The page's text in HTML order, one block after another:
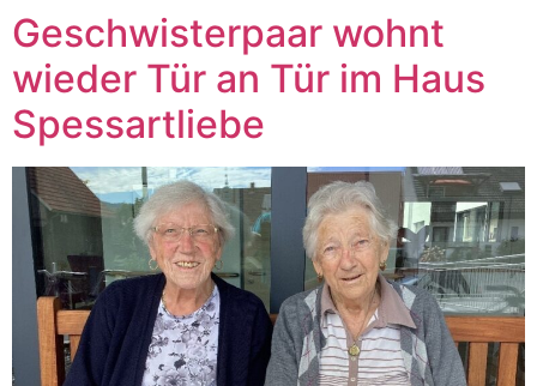
Geschwisterpaar wohnt
wieder Tür an Tür im Haus
Spessartliebe